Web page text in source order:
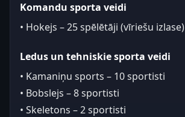
Komandu sporta veidi
• Hokejs – 25 spēlētāji (vīriešu izlase)
Ledus un tehniskie sporta veidi
• Kamaniņu sports – 10 sportisti
• Bobslejs – 8 sportisti
• Skeletons – 2 sportisti